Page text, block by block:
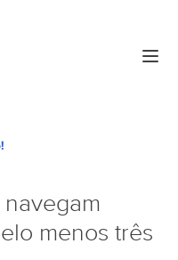
menos três